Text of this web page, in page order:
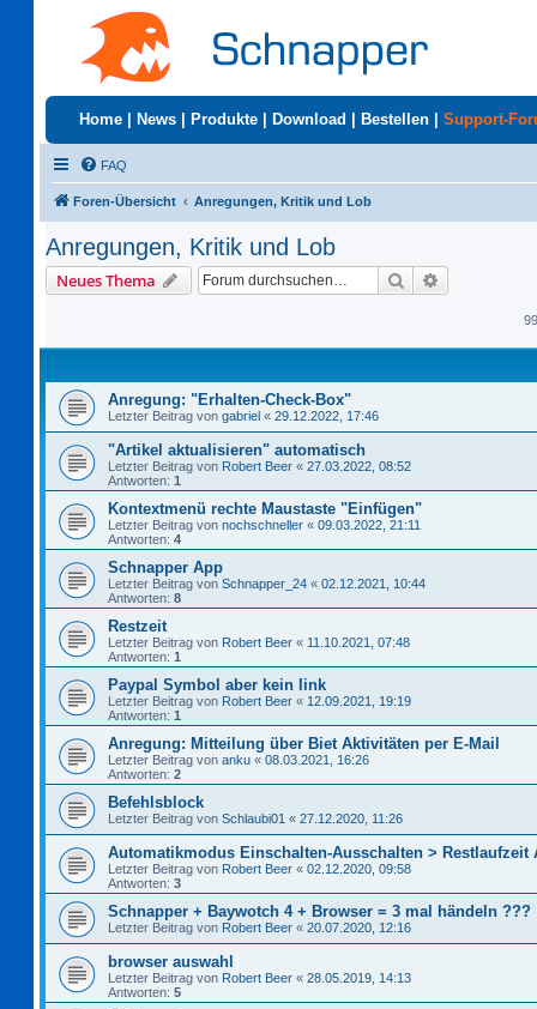
Home News Produkte Download Bestellen Support-
FAQ
Foren-Übersicht Anregungen, Kritik und Lob
Anregungen, Kritik und Lob
Neues Thema Suche
Anregung: "Erhalten-Check-Box"
Letzter Beitrag von gabriel « 29.12.2022, 17:46
"Artikel aktualisieren" automatisch
Letzter Beitrag von Robert Beer « 27.03.2022, 08:52
Antworten: 1
Kontextmenü rechte Maustaste "Einfügen"
Letzter Beitrag von nochschneller « 09.03.2022, 21:11
Antworten: 4
Schnapper App
Letzter Beitrag von Schnapper_24 « 02.12.2021, 10:44
Antworten: 8
Restzeit
Letzter Beitrag von Robert Beer « 11.10.2021, 07:48
Antworten: 1
Paypal Symbol aber kein link
Letzter Beitrag von Robert Beer « 12.09.2021, 19:19
Antworten: 1
Anregung: Mitteilung über Biet Aktivitäten per E-Mail
Letzter Beitrag von anku « 08.03.2021, 16:26
Antworten: 2
Befehlsblock
Letzter Beitrag von Schlaubi01 « 27.12.2020, 11:26
Automatikmodus Einschalten-Ausschalten > Restlaufzeit
Letzter Beitrag von Robert Beer « 02.12.2020, 09:58
Antworten: 3
Schnapper + Baywotch 4 + Browser = 3 mal händeln ???
Letzter Beitrag von Robert Beer « 20.07.2020, 12:16
browser auswahl
Letzter Beitrag von Robert Beer « 28.05.2019, 14:13
Antworten: 5